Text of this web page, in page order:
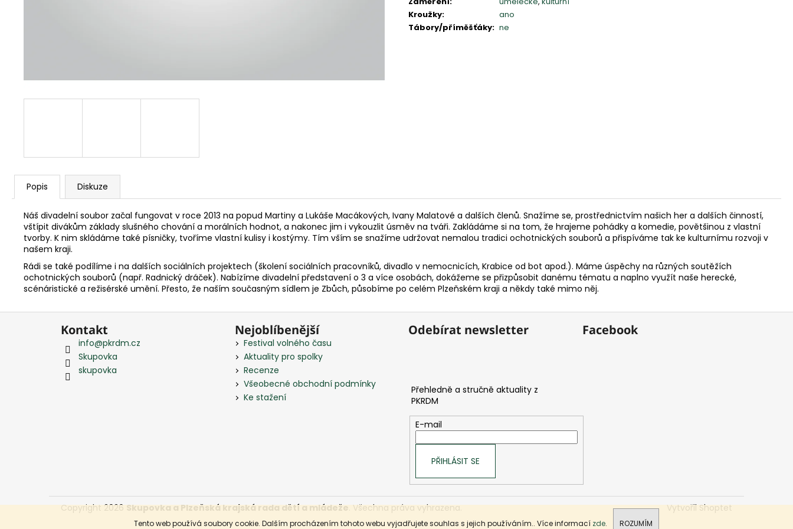
Tento web používá soubory cookie. Dalším procházením tohoto webu vyjadřujete souhlas s jejich používáním.. Více informací zde. ROZUMÍM
Kroužky:
ano
Tábory/příměšťáky: ne
Popis Diskuze
Náš divadelní soubor začal fungovat v roce 2013 na popud Martiny a Lukáše Macákových, Ivany Malatové a dalších členů. Snažíme se, prostřednictvím našich her a dalších činností,
vštípit divákům základy slušného chování a morálních hodnot, a nakonec jim i vykouzlit úsměv na tváři. Zakládáme si na tom, že hrajeme pohádky a komedie, povětšinou z vlastní
tvorby. K nim skládáme také písničky, tvoříme vlastní kulisy i kostýmy. Tím vším se snažíme udržovat nemalou tradici ochotnických souborů a přispíváme tak ke kulturnímu rozvoji v
našem kraji.
Rádi se také podílíme i na dalších sociálních projektech (školení sociálních pracovníků, divadlo v nemocnicích, Krabice od bot apod.). Máme úspěchy na různých soutěžích
ochotnických souborů (např. Radnický dráček). Nabízíme divadelní představení o 3 a více osobách, dokážeme se přizpůsobit danému tématu a naplno využít naše herecké,
scénáristické a režisérské umění. Přesto, že naším současným sídlem je Zbůch, působíme po celém Plzeňském kraji a někdy také mimo něj.
Z
Kontakt
info@pkrdm.cz
Skupovka
skupovka
Nejoblíbenější
Festival volného času
Aktuality pro spolky
Recenze
Všeobecné obchodní podmínky
Ke stažení
Odebírat newsletter
E-mail
PŘIHLÁSIT SE
Facebook
Vytvořil Shoptet
Copyright 2026Skupovka a Plzeňská krajská rada dětí a mládeže. Všechna práva vyhrazena.